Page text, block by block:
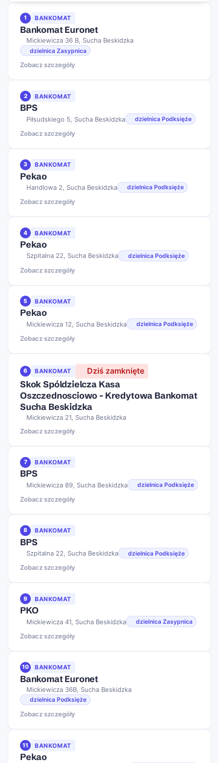
1 BANKOMAT
Bankomat Euronet
Mickiewicza 36 B, Sucha Beskidzka
dzielnica Zasypnica
Zobacz szczegóły
2 BANKOMAT
BPS
Piłsudskiego 5, Sucha Beskidzka dzielnica Podksięże
Zobacz szczegóły
3 BANKOMAT
Pekao
Handlowa 2, Sucha Beskidzka dzielnica Podksięże
Zobacz szczegóły
4 BANKOMAT
Pekao
Szpitalna 22, Sucha Beskidzka dzielnica Podksięże
Zobacz szczegóły
5 BANKOMAT
Pekao
Mickiewicza 12, Sucha Beskidzka dzielnica Podksięże
Zobacz szczegóły
6 BANKOMAT Dziś zamknięte
Skok Spóldzielcza Kasa
Oszczednosciowo - Kredytowa Bankomat
Sucha Beskidzka
Mickiewicza 21, Sucha Beskidzka
Zobacz szczegóły
7 BANKOMAT
BPS
Mickiewicza 89, Sucha Beskidzka dzielnica Podksięże
Zobacz szczegóły
8 BANKOMAT
BPS
Szpitalna 22, Sucha Beskidzka dzielnica Podksięże
Zobacz szczegóły
9 BANKOMAT
PKO
Mickiewicza 41, Sucha Beskidzka dzielnica Zasypnica
Zobacz szczegóły
10 BANKOMAT
Bankomat Euronet
Mickiewicza 36B, Sucha Beskidzka
dzielnica Podksięże
Zobacz szczegóły
11 BANKOMAT
Pekao